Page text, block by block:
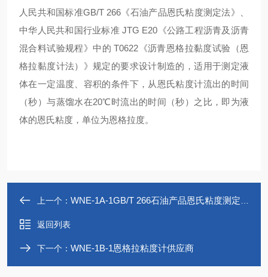
人民共和国标准GB/T 266《石油产品恩氏粘度测定法》、
中华人民共和国行业标准 JTG E20《公路工程沥青及沥青
混合料试验规程》中的 T0622《沥青恩格拉黏度试验（恩
格拉黏度计法）》规定的要求设计制造的，适用于测定液
体在一定温度、容积的条件下，从恩氏粘度计流出的时间
（秒）与蒸馏水在20℃时流出的时间（秒）之比，即为液
体的恩氏粘度，单位为恩格拉度。
上一个： WNE-1A-1GB/T 266石油产品恩氏粘度测定法分析仪
返回列表
下一个： WNE-1B-1恩格拉粘度计供应商